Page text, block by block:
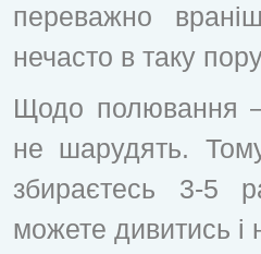
переважно
нечасто в таку
Щодо полювання
не шарудять.
збираєтесь 3-5
можете дивитись